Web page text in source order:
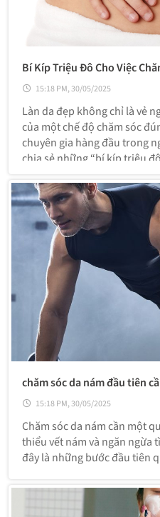
Bí Kíp Triệu Đô Cho Việc
15:18 PM, 30/05/2025
Làn da đẹp không chỉ là vẻ
của một chế độ chăm sóc
chuyên gia hàng đầu trong
chia sẻ những “bí kíp triệu
nguyên tắc quan trọng
chăm sóc da nám đầu tiên
15:18 PM, 30/05/2025
Chăm sóc da nám cần một
thiểu vết nám và ngăn ngừa
đây là những bước đầu tiên